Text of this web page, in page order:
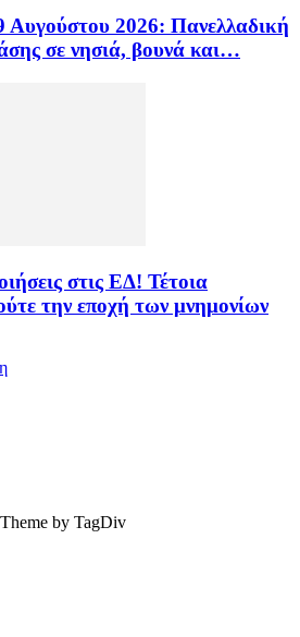
Αυγούστου 2026: Πανελλαδική
σε νησιά, βουνά και…
στις ΕΔ! Τέτοια
την εποχή των μνημονίων
by TagDiv